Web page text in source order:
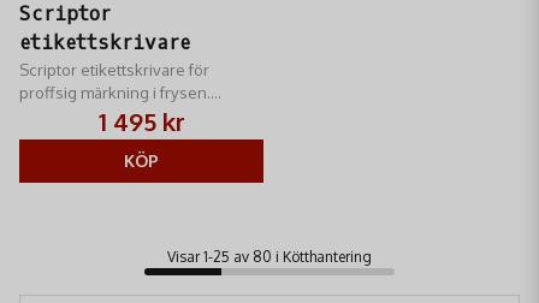
Scriptor
etikettskrivare
Scriptor etikettskrivare för
proffsig märkning i frysen.
Termisk teknik utan bläck. Skapar
tydliga, fryståliga etiketter för
viltkött och fisk.
1 495 kr
KÖP
Visar 1-25 av 80 i Kötthantering